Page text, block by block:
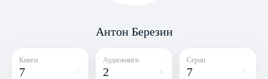
Антон Березин
Книги
7
Аудиокниги
2
Серии
7